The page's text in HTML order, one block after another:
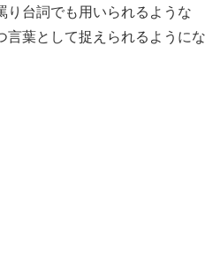
り台詞でも用いられるような
言葉として捉えられるようにな